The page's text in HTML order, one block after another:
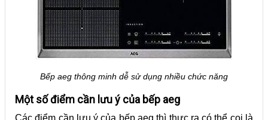
Bếp aeg thông minh dễ sử dụng nhiều chức năng
Một số điểm cần lưu ý của bếp aeg
Các điểm cần lưu ý của bếp aeg thì thực ra có thể coi là